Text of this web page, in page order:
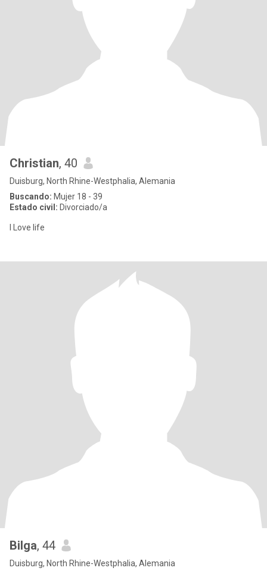
Christian, 40
Duisburg, North Rhine-Westphalia, Alemania
Buscando: Mujer 18 - 39
Estado civil: Divorciado/a
I Love life
Bilga, 44
Duisburg, North Rhine-Westphalia, Alemania